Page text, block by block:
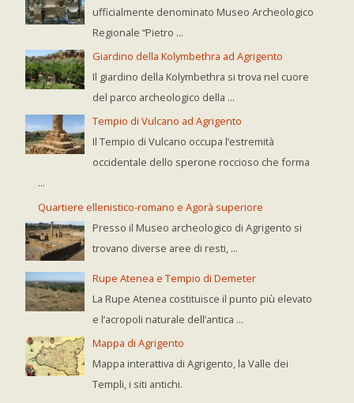
ufficialmente denominato Museo Archeologico
Regionale “Pietro ...
Giardino della Kolymbethra ad Agrigento
Il giardino della Kolymbethra si trova nel cuore
del parco archeologico della ...
Tempio di Vulcano ad Agrigento
Il Tempio di Vulcano occupa l’estremità
occidentale dello sperone roccioso che forma
...
Quartiere ellenistico-romano e Agorà superiore
Presso il Museo archeologico di Agrigento si
trovano diverse aree di resti, ...
Rupe Atenea e Tempio di Demeter
La Rupe Atenea costituisce il punto più elevato
e l’acropoli naturale dell’antica ...
Mappa di Agrigento
Mappa interattiva di Agrigento, la Valle dei
Templi, i siti antichi.